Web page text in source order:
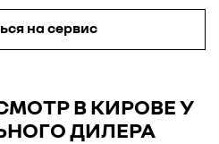
на сервис
В КИРОВЕ У
ДИЛЕРА